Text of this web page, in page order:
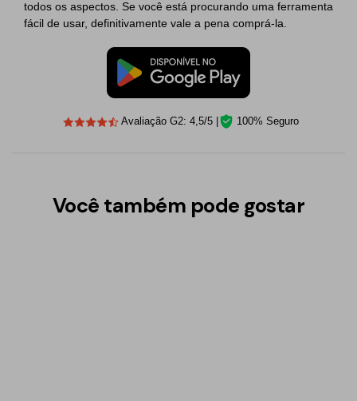
todos os aspectos. Se você está procurando uma ferramenta
fácil de usar, definitivamente vale a pena comprá-la.
Avaliação G2: 4,5/5 | 100% Seguro
Você também pode gostar